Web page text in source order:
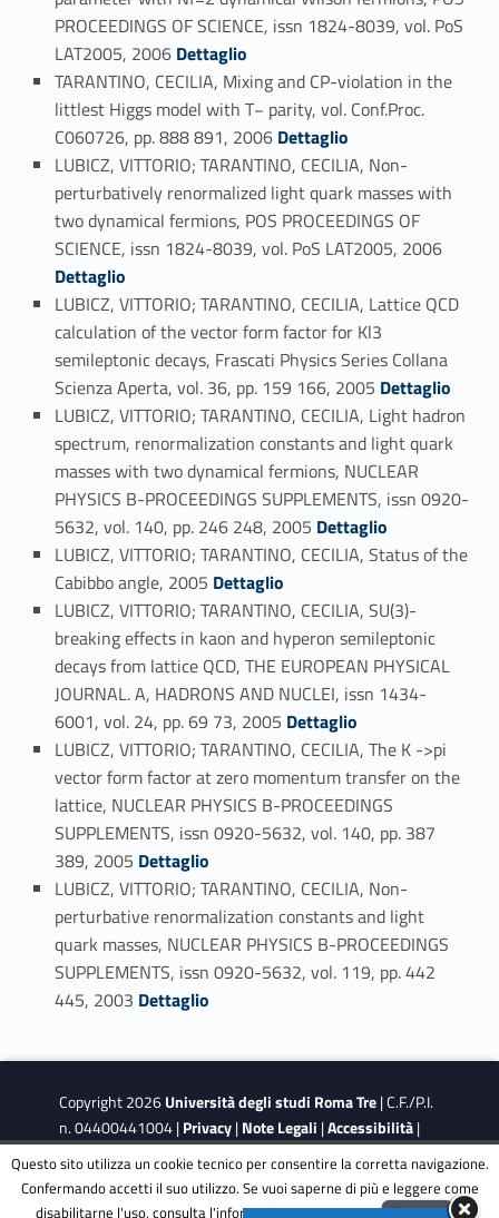
PROCEEDINGS OF SCIENCE, issn 1824-8039, vol. PoS
LAT2005, 2006 Link identifier #identifier_person_148066-110
Dettaglio
TARANTINO, CECILIA, Mixing and CP-violation in the
littlest Higgs model with T− parity, vol. Conf.Proc.
C060726, pp. 888 891, 2006 Link identifier #identifier_person_103658-111
Dettaglio
LUBICZ, VITTORIO; TARANTINO, CECILIA, Non-
perturbatively renormalized light quark masses with
two dynamical fermions, POS PROCEEDINGS OF
SCIENCE, issn 1824-8039, vol. PoS LAT2005, 2006
Dettaglio
LUBICZ, VITTORIO; TARANTINO, CECILIA, Lattice QCD
calculation of the vector form factor for Kl3
semileptonic decays, Frascati Physics Series Collana
Scienza Aperta, vol. 36, pp. 159 166, 2005 Link identifier #identifier_person_143015-113
Dettaglio
LUBICZ, VITTORIO; TARANTINO, CECILIA, Light hadron
spectrum, renormalization constants and light quark
masses with two dynamical fermions, NUCLEAR
PHYSICS B-PROCEEDINGS SUPPLEMENTS, issn 0920-
5632, vol. 140, pp. 246 248, 2005 Link identifier #identifier_person_11878-114
Dettaglio
LUBICZ, VITTORIO; TARANTINO, CECILIA, Status of the
Cabibbo angle, 2005 Link identifier #identifier_person_151646-115
Dettaglio
LUBICZ, VITTORIO; TARANTINO, CECILIA, SU(3)-
breaking effects in kaon and hyperon semileptonic
decays from lattice QCD, THE EUROPEAN PHYSICAL
JOURNAL. A, HADRONS AND NUCLEI, issn 1434-
6001, vol. 24, pp. 69 73, 2005 Link identifier #identifier_person_82613-116
Dettaglio
LUBICZ, VITTORIO; TARANTINO, CECILIA, The K ->pi
vector form factor at zero momentum transfer on the
lattice, NUCLEAR PHYSICS B-PROCEEDINGS
SUPPLEMENTS, issn 0920-5632, vol. 140, pp. 387
389, 2005 Link identifier #identifier_person_41059-117
Dettaglio
LUBICZ, VITTORIO; TARANTINO, CECILIA, Non-
perturbative renormalization constants and light
quark masses, NUCLEAR PHYSICS B-PROCEEDINGS
SUPPLEMENTS, issn 0920-5632, vol. 119, pp. 442
445, 2003 Link identifier #identifier_person_124048-118
Dettaglio
Copyright 2026Università degli studi Roma Tre| C.F./P.I.
n. 04400441004 |Privacy|Note Legali |Accessibilità|
Obiettivi di accessibilità
| Dichiarazione di accessibilità
Questo sito utilizza un cookie tecnico per consentire la corretta navigazione.
Confermando accetti il suo utilizzo. Se vuoi saperne di più e leggere come
disabilitarne l'uso, consulta l'informativa estesa.ENG Accetta